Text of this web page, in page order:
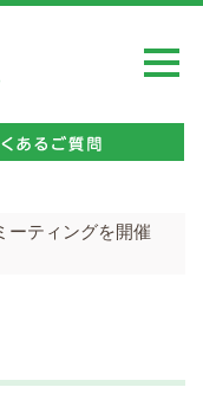
ティングを開催